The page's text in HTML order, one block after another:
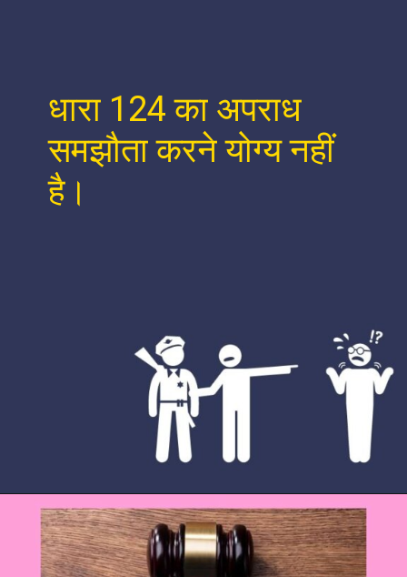
धारा 124 का अपराध
समझौता करने योग्य नहीं
है।